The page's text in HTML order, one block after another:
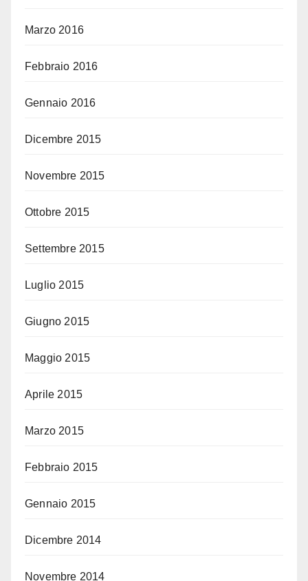
Marzo 2016
Febbraio 2016
Gennaio 2016
Dicembre 2015
Novembre 2015
Ottobre 2015
Settembre 2015
Luglio 2015
Giugno 2015
Maggio 2015
Aprile 2015
Marzo 2015
Febbraio 2015
Gennaio 2015
Dicembre 2014
Novembre 2014